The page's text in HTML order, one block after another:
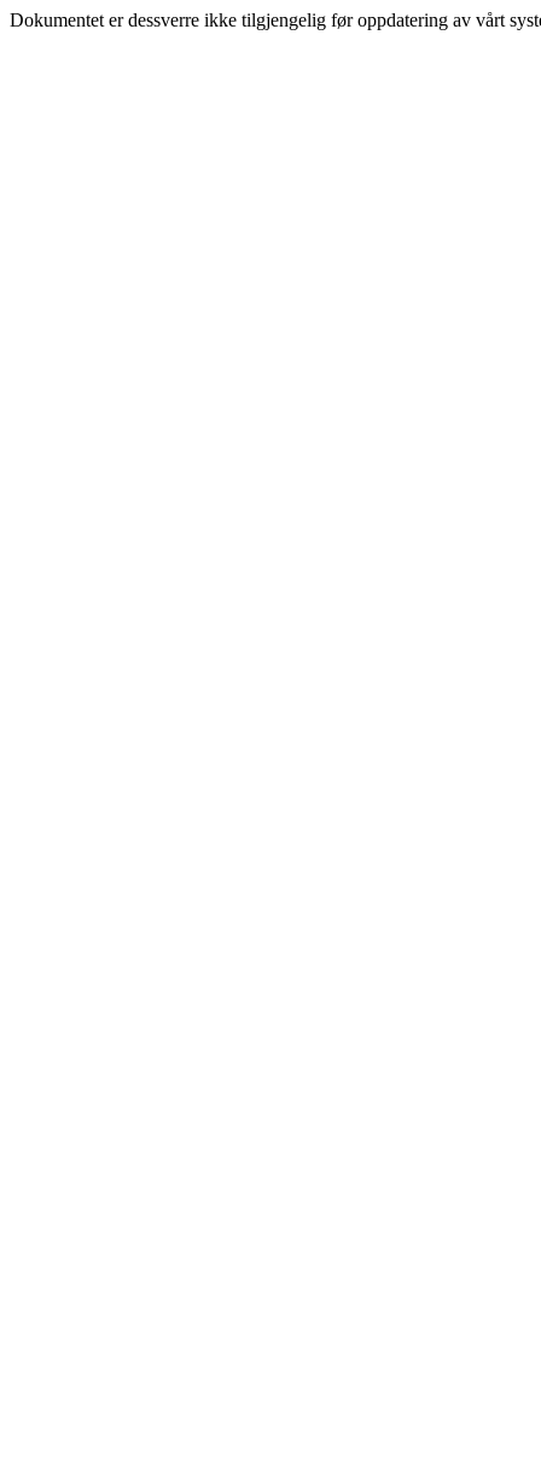
Dokumentet er dessverre ikke tilgjengelig før oppdatering av vårt